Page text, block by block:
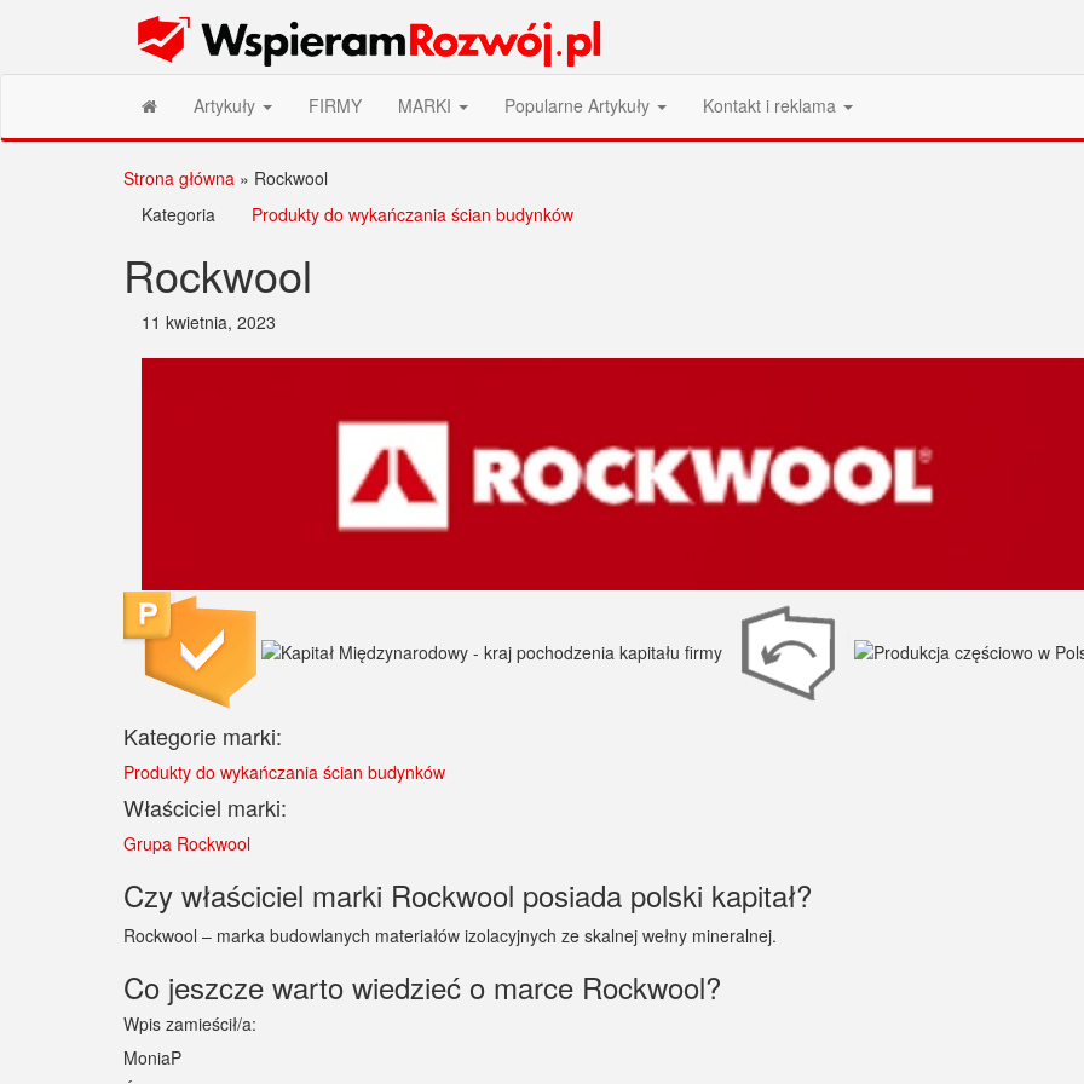
Wspieram Rozwój PL
Artykuły FIRMY MARKI Popularne Artykuły Kontakt i reklama
Strona główna » Rockwool
Kategoria
Produkty do wykańczania ścian budynków
Rockwool
11 kwietnia, 2023
Kategorie marki:
Produkty do wykańczania ścian budynków
Właściciel marki:
Grupa Rockwool
Czy właściciel marki Rockwool posiada polski kapitał?
Rockwool – marka budowlanych materiałów izolacyjnych ze skalnej wełny mineralnej.
Co jeszcze warto wiedzieć o marce Rockwool?
Wpis zamieścił/a:
MoniaP